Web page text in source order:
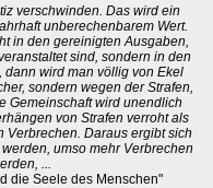
verschwinden. Das wird ein
unberechenbarem Wert.
in den gereinigten Ausgaben,
sind, sondern in den
wird man völlig von Ekel
sondern wegen der Strafen,
Gemeinschaft wird unendlich
von Strafen verroht als
Verbrechen. Daraus ergibt sich
umso mehr Verbrechen
...
die Seele des Menschen"